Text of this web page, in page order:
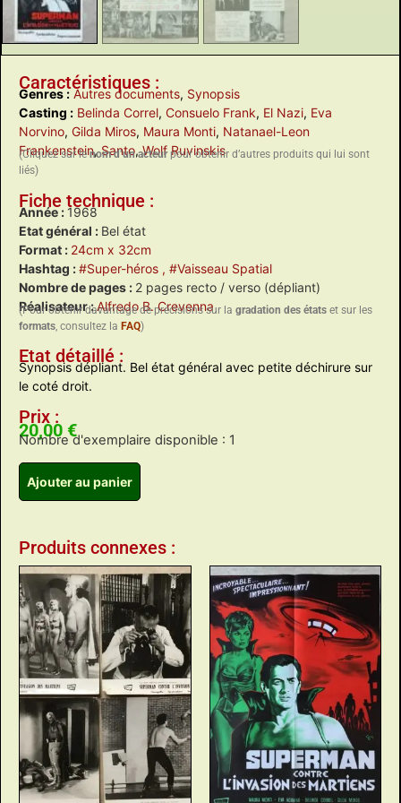
Caractéristiques :
Genres : Autres documents, Synopsis
Casting : Belinda Correl, Consuelo Frank, El Nazi, Eva
Norvino, Gilda Miros, Maura Monti, Natanael-Leon
Frankenstein,Santo,Wolf Ruvinskis
(Cliquez sur lenom d’un acteurpour obtenir d’autres produits qui lui sont
liés)
Fiche technique :
Année : 1968
Etat général : Bel état
Format : 24cm x 32cm
Hashtag :#Super-héros , #Vaisseau Spatial
Nombre de pages : 2 pages recto / verso (dépliant)
Réalisateur :Alfredo B. Crevenna
(Pour obtenir davantage de précisions sur la gradation des états et sur les
formats , consultez la FAQ)
Etat détaillé :
Synopsis dépliant. Bel état général avec petite déchirure sur
le coté droit.
Prix :
20,00 €
Nombre d'exemplaire disponible : 1
Ajouter au panier
Produits connexes :